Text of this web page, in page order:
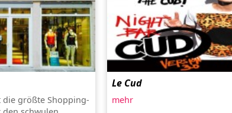
die größte Shopping-
Le Cud
mehr